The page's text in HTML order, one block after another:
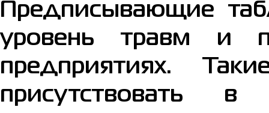
Предписывающие
уровень травм и
предприятиях.
присутствовать в